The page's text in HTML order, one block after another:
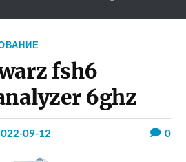
fsh6
6ghz
09-12 0